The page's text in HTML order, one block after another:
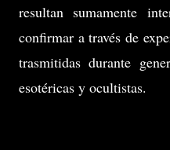
resultan sumamente
confirmar a través de
trasmitidas durante
esotéricas y ocultistas.